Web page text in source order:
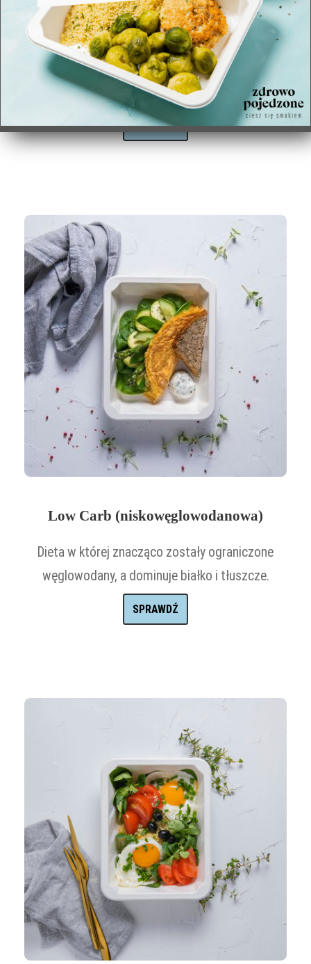
Voucher prezentowy Zdrowo Pojedzone
Szukasz pomysłu na praktyczny i wyjątkowy
prezent? Voucher Zdrowo Pojedzone to idealne
rozwiązanie dla każdego!
SPRAWDŹ
Low Carb (niskowęglowodanowa)
Dieta w której znacząco zostały ograniczone
węglowodany, a dominuje białko i tłuszcze.
SPRAWDŹ